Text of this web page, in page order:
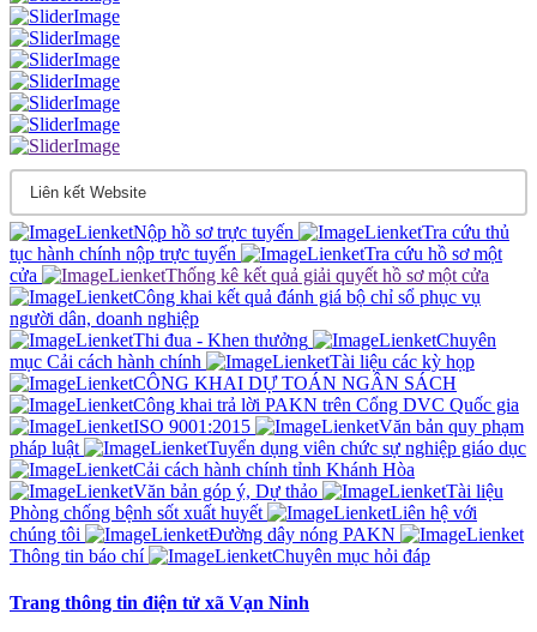
Nộp hồ sơ trực tuyến
Tra cứu thủ
tục hành chính nộp trực tuyến
Tra cứu hồ sơ một
cửa
Thống kê kết quả giải quyết hồ sơ một cửa
Công khai kết quả đánh giá bộ chỉ sổ phục vụ
người dân, doanh nghiệp
Thi đua - Khen thưởng
Chuyên
mục Cải cách hành chính
Tài liệu các kỳ họp
CÔNG KHAI DỰ TOÁN NGÂN SÁCH
Công khai trả lời PAKN trên Cổng DVC Quốc gia
ISO 9001:2015
Văn bản quy phạm
pháp luật
Tuyển dụng viên chức sự nghiệp giáo dục
Cải cách hành chính tỉnh Khánh Hòa
Văn bản góp ý, Dự thảo
Tài liệu
Phòng chống bệnh sốt xuất huyết
Liên hệ với
chúng tôi
Đường dây nóng PAKN
Thông tin báo chí
Chuyên mục hỏi đáp
Trang thông tin điện tử xã Vạn Ninh